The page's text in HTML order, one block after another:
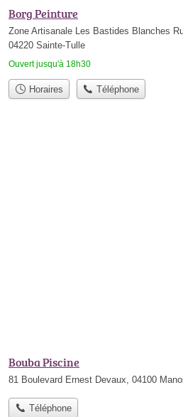
Borg Peinture
Zone Artisanale Les Bastides Blanches
04220 Sainte-Tulle
Ouvert jusqu'à 18h30
Horaires Téléphone
Bouba Piscine
81 Boulevard Ernest Devaux, 04100
Téléphone